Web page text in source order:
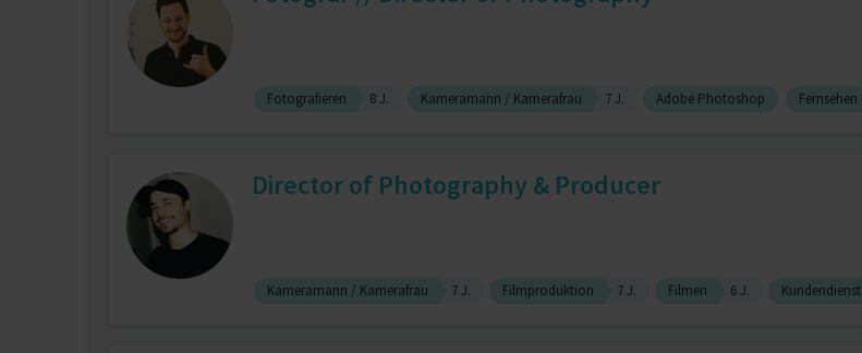
Fotografieren 8 J. Kameramann / Kamerafrau 7 J. Adobe Photoshop Fernsehen
Director of Photography & Producer
Kameramann / Kamerafrau 7 J. Filmproduktion 7 J. Filmen 6 J. Kundendienst